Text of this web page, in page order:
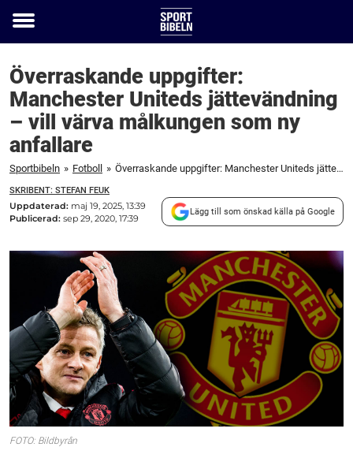
Toggle
Överraskande uppgifter:
Manchester Uniteds jättevändning
– vill värva målkungen som ny
anfallare
Sportbibeln » Fotboll » Överraskande uppgifter: Manchester Uniteds jättevändning – vill värva målkungen som ny anfallare
SKRIBENT: STEFAN FEUK
Uppdaterad: maj 19, 2025, 13:39
Publicerad: sep 29, 2020, 17:39
Lägg till som önskad källa på Google
FOTO: Bildbyrån